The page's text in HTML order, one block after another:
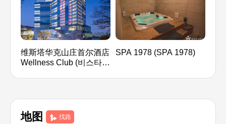
维斯塔华克山庄首尔酒店
Wellness Club (비스타
SPA 1978 (SPA 1978)
地图 找路